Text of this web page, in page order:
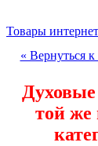
Товары
« Вернуться
той же